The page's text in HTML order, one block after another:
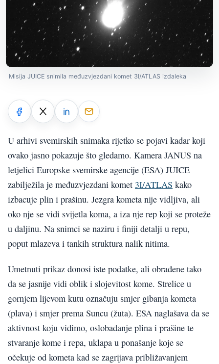
Misija JUICE snimila međuzvjezdani komet 3I/ATLAS izdaleka
U arhivi svemirskih snimaka rijetko se pojavi kadar koji
ovako jasno pokazuje što gledamo. Kamera JANUS na
letjelici Europske svemirske agencije (ESA) JUICE
zabilježila je međuzvjezdani komet 3I/ATLAS kako
izbacuje plin i prašinu. Jezgra kometa nije vidljiva, ali
oko nje se vidi svijetla koma, a iza nje rep koji se proteže
u daljinu. Na snimci se naziru i finiji detalji u repu,
poput mlazeva i tankih struktura nalik nitima.
Umetnuti prikaz donosi iste podatke, ali obrađene tako
da se jasnije vidi oblik i slojevitost kome. Strelice u
gornjem lijevom kutu označuju smjer gibanja kometa
(plava) i smjer prema Suncu (žuta). ESA naglašava da se
aktivnost koju vidimo, oslobađanje plina i prašine te
stvaranje kome i repa, uklapa u ponašanje koje se
očekuje od kometa kad se zagrijava približavanjem